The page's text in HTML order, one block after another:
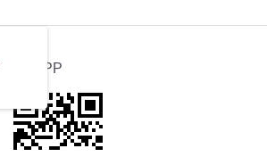
官方APP